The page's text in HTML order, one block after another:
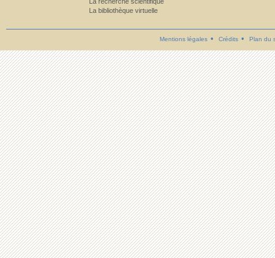
La recherche scientifique
La bibliothèque virtuelle
Mentions légales Crédits Plan du